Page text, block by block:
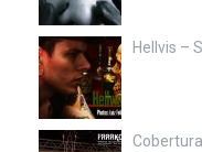
Hellvis –